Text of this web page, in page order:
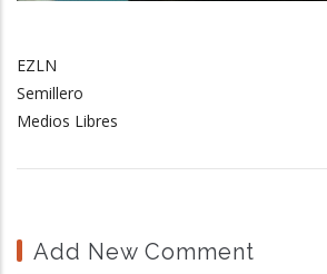
EZLN
Semillero
Medios Libres
Add New Comment